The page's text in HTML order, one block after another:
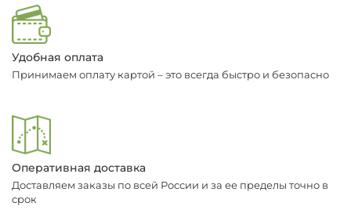
Удобная оплата
Принимаем оплату картой – это всегда быстро и безопасно
Оперативная доставка
Доставляем заказы по всей России и за ее пределы точно в
срок